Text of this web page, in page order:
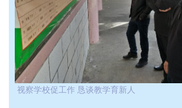
视察学校促工作 恳谈教学育新人